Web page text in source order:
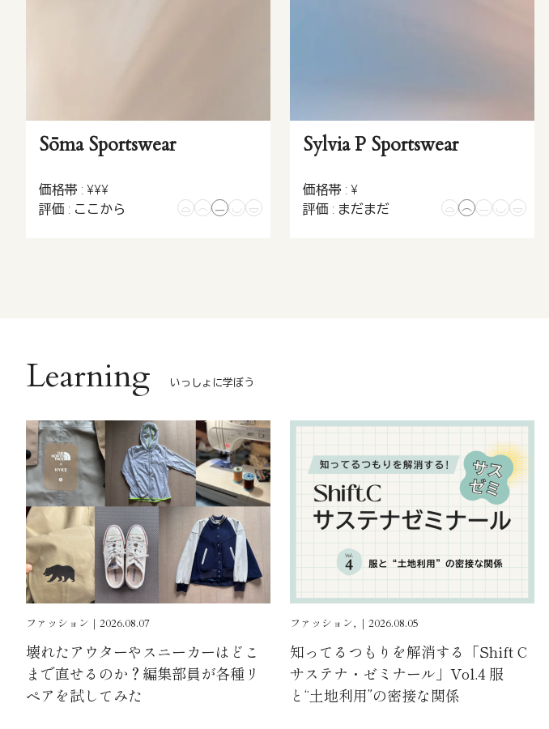
Sōma Sportswear
価格帯 : ¥¥¥
評価 : ここから
Sylvia P Sportswear
価格帯 : ¥
評価 : まだまだ
Learning いっしょに学ぼう
ファッション｜2026.08.07
壊れたアウターやスニーカーはどこ
まで直せるのか？編集部員が各種リ
ペアを試してみた
ファッション, ｜2026.08.05
知ってるつもりを解消する「Shift C
サステナ・ゼミナール」Vol.4 服
と“土地利用”の密接な関係